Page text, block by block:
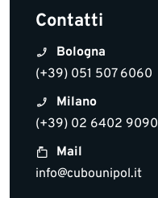
Contatti
Bologna
(+39) 051 507 6060
Milano
(+39) 02 6402 9090
Mail
info@cubounipol.it